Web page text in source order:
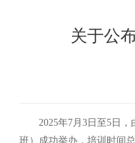
关于公
2025年7月3日至5日
班）成功举办，培训时间